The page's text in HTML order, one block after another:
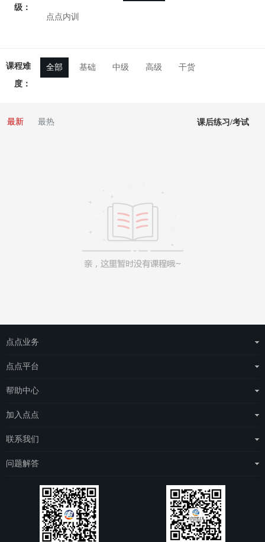
级：
点点内训
课程难
度：
全部 基础 中级 高级 干货
最新 最热 课后练习/考试
点点业务
运营商整体解决方案
物联网云平台
点点平台
eSAS管理平台
eDOS管理平台
帮助中心
点点简介
常见问题
加入点点
城市合伙人
项目合伙人
联系我们
联系我们
问题解答
问题解答
用户注册协议
点点电工APP操作解答